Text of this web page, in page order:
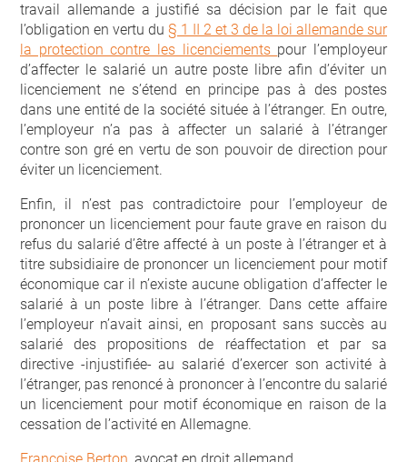
travail allemande a justifié sa décision par le fait que
l’obligation en vertu du § 1 II 2 et 3 de la loi allemande sur
la protection contre les licenciements pour l’employeur
d’affecter le salarié un autre poste libre afin d’éviter un
licenciement ne s’étend en principe pas à des postes
dans une entité de la société située à l’étranger. En outre,
l’employeur n’a pas à affecter un salarié à l’étranger
contre son gré en vertu de son pouvoir de direction pour
éviter un licenciement.
Enfin, il n’est pas contradictoire pour l’employeur de
prononcer un licenciement pour faute grave en raison du
refus du salarié d’être affecté à un poste à l’étranger et à
titre subsidiaire de prononcer un licenciement pour motif
économique car il n’existe aucune obligation d’affecter le
salarié à un poste libre à l’étranger. Dans cette affaire
l’employeur n’avait ainsi, en proposant sans succès au
salarié des propositions de réaffectation et par sa
directive -injustifiée- au salarié d’exercer son activité à
l’étranger, pas renoncé à prononcer à l’encontre du salarié
un licenciement pour motif économique en raison de la
cessation de l’activité en Allemagne.